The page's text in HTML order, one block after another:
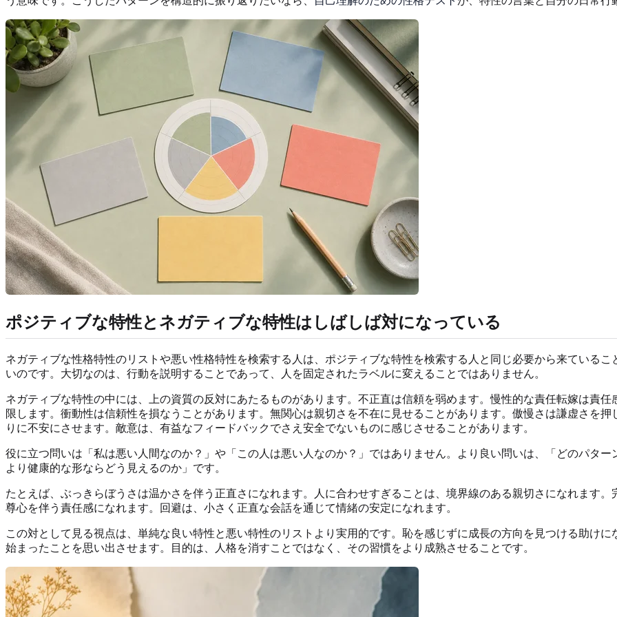
ポジティブな特性とネガティブな特性はしばしば対になっている
ネガティブな性格特性のリストや悪い性格特性を検索する人は、ポジティブな特性を検索する人と同じ必要から来ている
いのです。大切なのは、行動を説明することであって、人を固定されたラベルに変えることではありません。
ネガティブな特性の中には、上の資質の反対にあたるものがあります。不正直は信頼を弱めます。慢性的な責任転嫁は責
限します。衝動性は信頼性を損なうことがあります。無関心は親切さを不在に見せることがあります。傲慢さは謙虚さを
りに不安にさせます。敵意は、有益なフィードバックでさえ安全でないものに感じさせることがあります。
役に立つ問いは「私は悪い人間なのか？」や「この人は悪い人なのか？」ではありません。より良い問いは、「どのパター
より健康的な形ならどう見えるのか」です。
たとえば、ぶっきらぼうさは温かさを伴う正直さになれます。人に合わせすぎることは、境界線のある親切さになれます
尊心を伴う責任感になれます。回避は、小さく正直な会話を通じて情緒の安定になれます。
この対として見る視点は、単純な良い特性と悪い特性のリストより実用的です。恥を感じずに成長の方向を見つける助け
始まったことを思い出させます。目的は、人格を消すことではなく、その習慣をより成熟させることです。